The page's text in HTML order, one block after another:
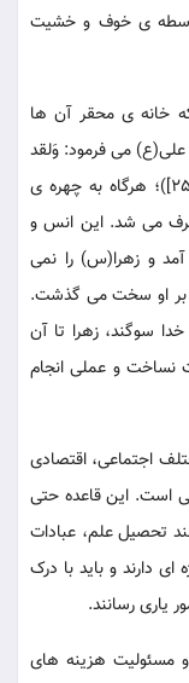
که به واسطه ی خوف و خشیت
خانه ی محقر آن ها
می فرمود: وَلقد
کنتُ أنظُر إلیها فَتَنْکََشِفُ عنیّ الهمومَ والأحزان([25])؛ هرگاه به چهره ی
می شد. این انس و
و زهرا(س) را نمی
بر او سخت می گذشت.
سوگند، زهرا تا آن
نساخت و عملی انجام
اجتماعی، اقتصادی
است. این قاعده حتی
تحصیل علم، عبادات
دارند و باید با درک
یاری رسانند.
و مسئولیت هزینه های